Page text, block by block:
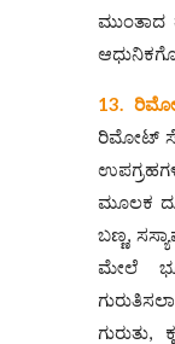
ಮುಂತಾದ
13.
ರಿಮೋಟ್
ಮೂಲಕ
ಬಣ್ಣ,
ಮೇಲೆ